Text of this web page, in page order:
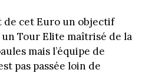
de cet Euro un objectif
un Tour Elite maîtrisé de la
mais l’équipe de
pas passée loin de